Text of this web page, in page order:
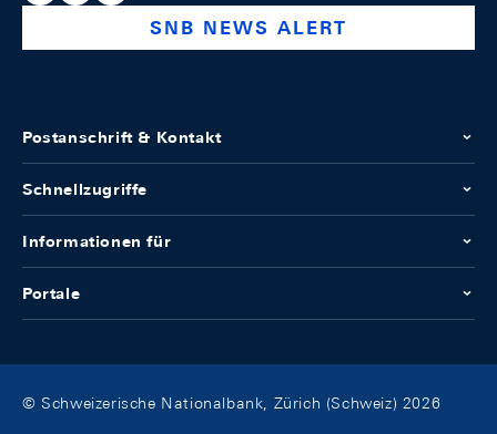
SNB NEWS ALERT
Postanschrift & Kontakt
Schnellzugriffe
Informationen für
Portale
© Schweizerische Nationalbank, Zürich (Schweiz) 2026